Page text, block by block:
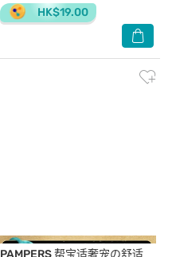
HK$19.00
PAMPERS帮宝适奢宠の舒适